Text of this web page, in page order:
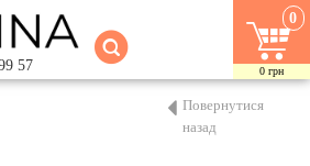
57
0
0 грн
Повернутися
назад